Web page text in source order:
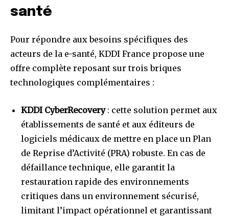
santé
Pour répondre aux besoins spécifiques des
acteurs de la e-santé, KDDI France propose une
offre complète reposant sur trois briques
technologiques complémentaires :
KDDI CyberRecovery: cette solution permet aux
établissements de santé et aux éditeurs de
logiciels médicaux de mettre en place un Plan
de Reprise d’Activité (PRA) robuste. En cas de
défaillance technique, elle garantit la
restauration rapide des environnements
critiques dans un environnement sécurisé,
limitant l’impact opérationnel et garantissant